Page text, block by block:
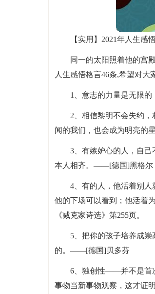
【实用】2021年人生感
同一的太阳照着他的宫
人生感悟格言46条,希望对大
1、意志的力量是无限的
2、相信黎明不会失约
闻的我们，也会成为明亮的星
3、有嫉妒心的人，自
本人相齐。——[德国]黑格尔
4、有的人，他活着别人
他的下场可以看到；他活着
《减克家诗选》第255页。
5、把你的孩子培养成
的。——[德国]贝多芬
6、独创性——并不是首
事物当新事物观察，这才证